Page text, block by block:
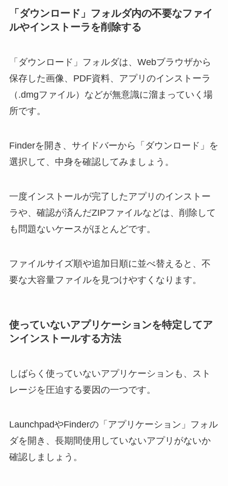
「ダウンロード」フォルダ内の不要なファイ
ルやインストーラを削除する
「ダウンロード」フォルダは、Webブラウザから
保存した画像、PDF資料、アプリのインストーラ
（.dmgファイル）などが無意識に溜まっていく場
所です。
Finderを開き、サイドバーから「ダウンロード」を
選択して、中身を確認してみましょう。
一度インストールが完了したアプリのインストー
ラや、確認が済んだZIPファイルなどは、削除して
も問題ないケースがほとんどです。
ファイルサイズ順や追加日順に並べ替えると、不
要な大容量ファイルを見つけやすくなります。
使っていないアプリケーションを特定してア
ンインストールする方法
しばらく使っていないアプリケーションも、スト
レージを圧迫する要因の一つです。
LaunchpadやFinderの「アプリケーション」フォル
ダを開き、長期間使用していないアプリがないか
確認しましょう。